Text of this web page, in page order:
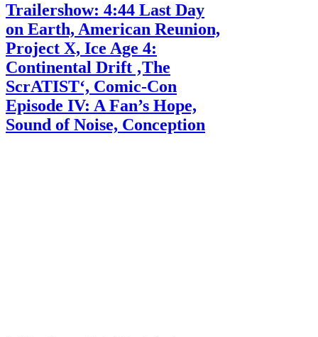
Trailershow: 4:44 Last Day
on Earth, American Reunion,
Project X, Ice Age 4:
Continental Drift ‚The
ScrATIST‘, Comic-Con
Episode IV: A Fan’s Hope,
Sound of Noise, Conception